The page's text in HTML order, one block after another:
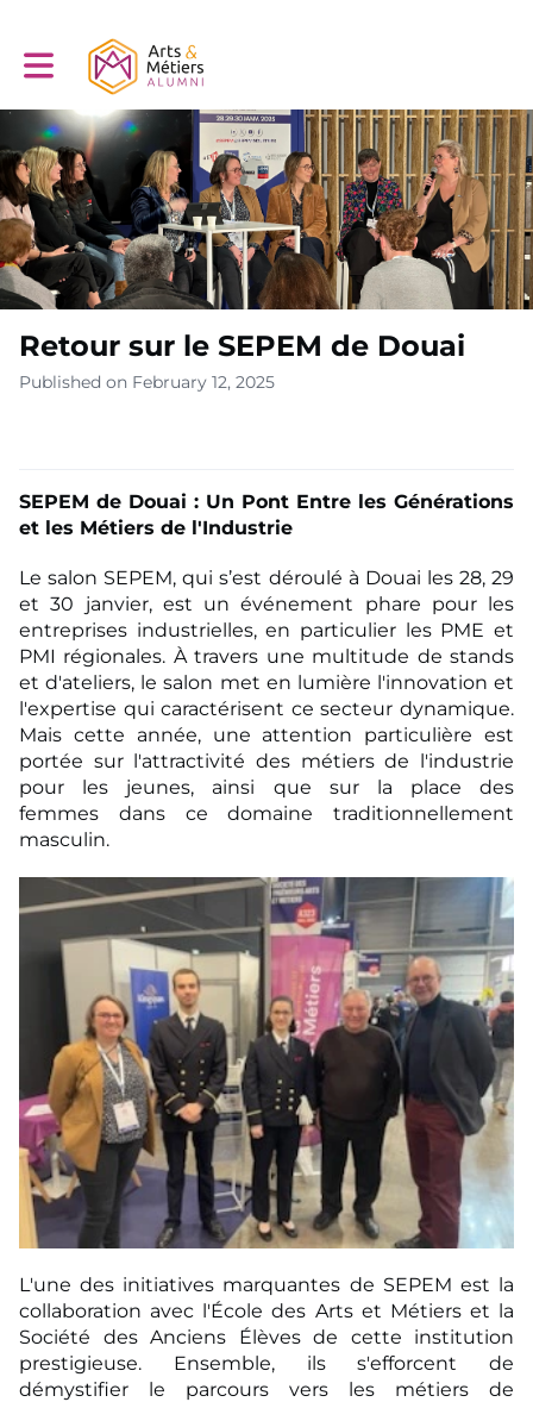
Toggle main navigation
Retour sur le SEPEM de Douai
Published on February 12, 2025
SEPEM de Douai : Un Pont Entre les Générations
et les Métiers de l'Industrie
Le salon SEPEM, qui s’est déroulé à Douai les 28, 29
et 30 janvier, est un événement phare pour les
entreprises industrielles, en particulier les PME et
PMI régionales. À travers une multitude de stands
et d'ateliers, le salon met en lumière l'innovation et
l'expertise qui caractérisent ce secteur dynamique.
Mais cette année, une attention particulière est
portée sur l'attractivité des métiers de l'industrie
pour les jeunes, ainsi que sur la place des
femmes dans ce domaine traditionnellement
masculin.
L'une des initiatives marquantes de SEPEM est la
collaboration avec l'École des Arts et Métiers et la
Société des Anciens Élèves de cette institution
prestigieuse. Ensemble, ils s'efforcent de
démystifier le parcours vers les métiers de